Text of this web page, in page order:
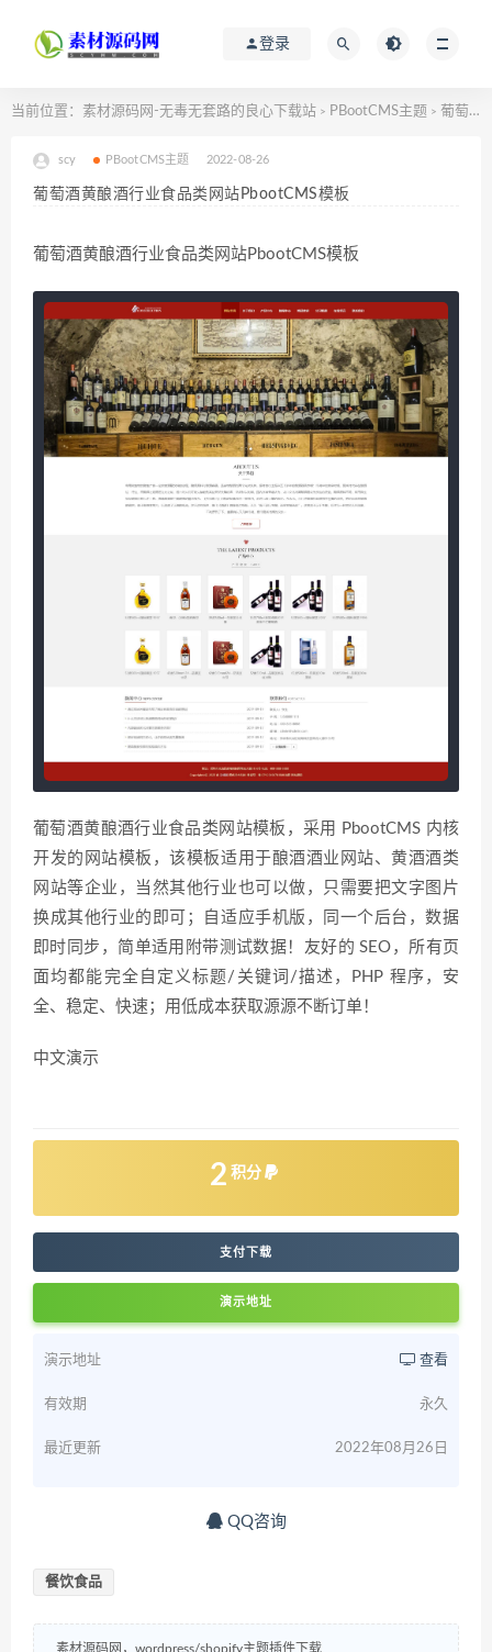
登录
当前位置： 素材源码网-无毒无套路的良心下载站 > PBootCMS主题 > 葡萄酒黄酿酒行业食品类网站PbootCMS模板
scy PBootCMS主题 2022-08-26
葡萄酒黄酿酒行业食品类网站PbootCMS模板
葡萄酒黄酿酒行业食品类网站PbootCMS模板
葡萄酒黄酿酒行业食品类网站模板，采用 PbootCMS 内核
开发的网站模板，该模板适用于酿酒酒业网站、黄酒酒类
网站等企业，当然其他行业也可以做，只需要把文字图片
换成其他行业的即可；自适应手机版，同一个后台，数据
即时同步，简单适用附带测试数据！友好的 SEO，所有页
面均都能完全自定义标题/关键词/描述，PHP 程序，安
全、稳定、快速；用低成本获取源源不断订单！
中文演示
2 积分
支付下载
演示地址
演示地址 查看
有效期 永久
最近更新 2022年08月26日
QQ咨询
餐饮食品
素材源码网，wordpress/shopify主题插件下载